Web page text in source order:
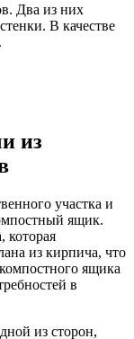
Два из них
В качестве
из
участка и
ящик.
которая
из кирпича, что
ящика
в
из сторон,